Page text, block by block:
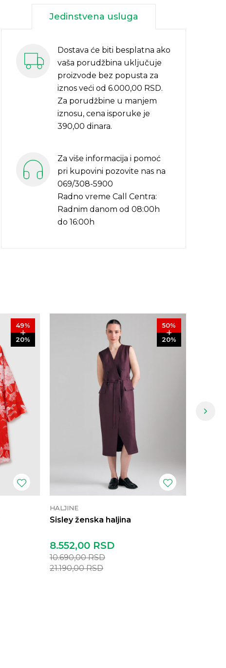
Jedinstvena usluga
Dostava će biti besplatna ako
vaša porudžbina uključuje
proizvode bez popusta za
iznos veći od 6.000,00 RSD.
Za porudžbine u manjem
iznosu, cena isporuke je
390,00 dinara.
Za više informacija i pomoć
pri kupovini pozovite nas na
069/308-5900
Radno vreme Call Centra:
Radnim danom od 08:00h
do 16:00h
49%
20%
50%
20%
HALJINE
Sisley ženska haljina
8.552,00 RSD
10.690,00RSD
21.190,00RSD